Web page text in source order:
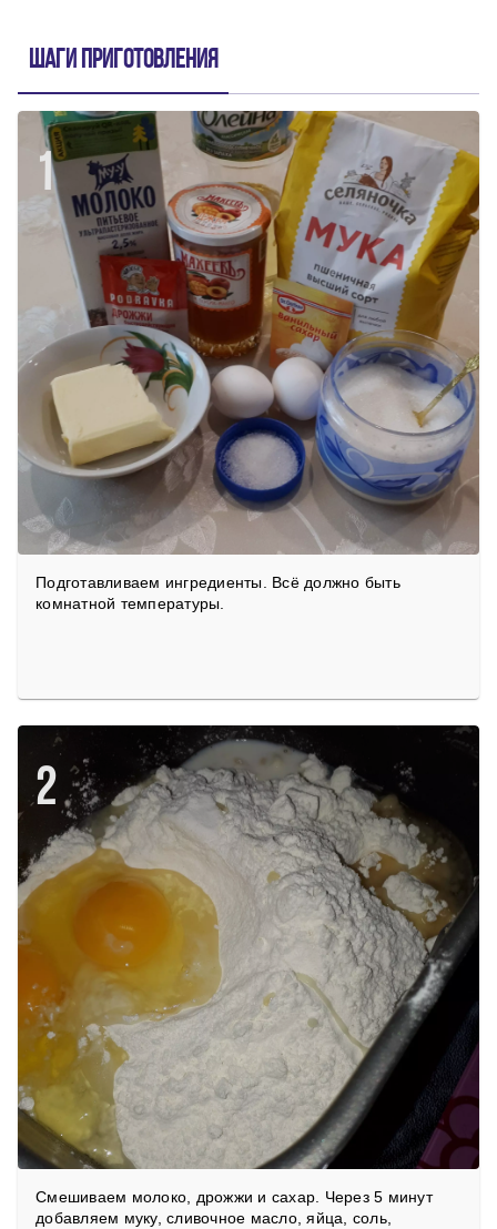
Шаги приготовления
1
Подготавливаем ингредиенты. Всё должно быть
комнатной температуры.
2
Смешиваем молоко, дрожжи и сахар. Через 5 минут
добавляем муку, сливочное масло, яйца, соль,